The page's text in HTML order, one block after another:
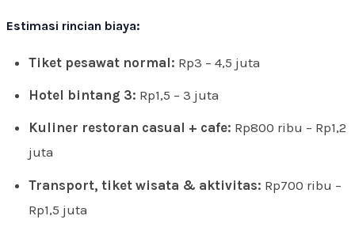
Estimasi rincian biaya:
Tiket pesawat normal: Rp3 – 4,5 juta
Hotel bintang 3: Rp1,5 – 3 juta
Kuliner restoran casual + cafe: Rp800 ribu – Rp1,2
juta
Transport, tiket wisata & aktivitas: Rp700 ribu –
Rp1,5 juta